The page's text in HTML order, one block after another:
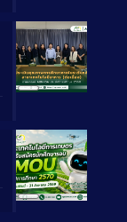
Long
Long